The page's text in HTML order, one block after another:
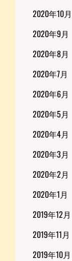
2020年10月
2020年9月
2020年8月
2020年7月
2020年6月
2020年5月
2020年4月
2020年3月
2020年2月
2020年1月
2019年12月
2019年11月
2019年10月